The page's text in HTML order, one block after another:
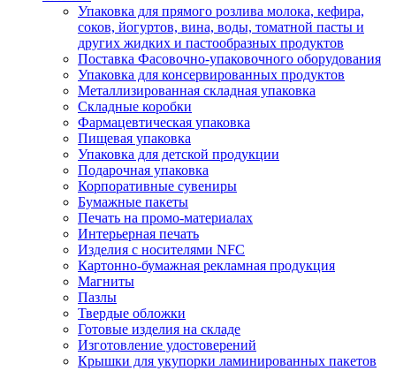
Упаковка для прямого розлива молока, кефира,
соков, йогуртов, вина, воды, томатной пасты и
других жидких и пастообразных продуктов
Поставка Фасовочно-упаковочного оборудования
Упаковка для консервированных продуктов
Металлизированная складная упаковка
Складные коробки
Фармацевтическая упаковка
Пищевая упаковка
Упаковка для детской продукции
Подарочная упаковка
Корпоративные сувениры
Бумажные пакеты
Печать на промо-материалах
Интерьерная печать
Изделия с носителями NFC
Картонно-бумажная рекламная продукция
Магниты
Пазлы
Твердые обложки
Готовые изделия на складе
Изготовление удостоверений
Крышки для укупорки ламинированных пакетов